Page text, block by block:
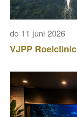
do 11 juni 2026
VJPP Roeiclinic